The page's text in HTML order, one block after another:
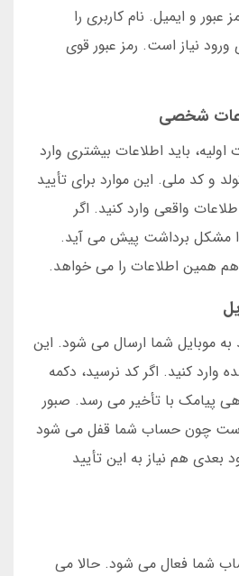
عبور و ایمیل. نام کاربری را
نیاز است. رمز عبور قوی
شخصی
اولیه، باید اطلاعات بیشتری وارد
و کد ملی. این موارد برای تأیید
واقعی وارد کنید. اگر
مشکل برداشت پیش می آید.
هم همین اطلاعات را می خواهد.
به موبایل شما ارسال می شود. این
کنید. اگر کد نرسید، دکمه
پیامک با تأخیر می رسد. صبور
است چون حساب شما قفل می شود
بعدی هم نیاز به این تأیید
شما فعال می شود. حالا می